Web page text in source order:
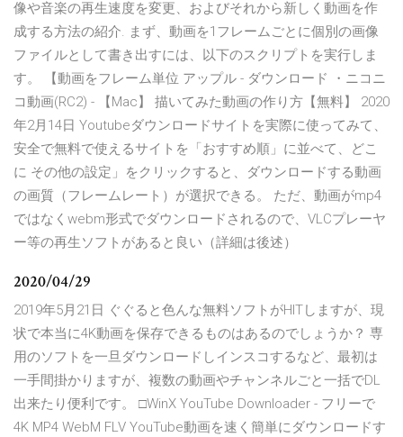
像や音楽の再生速度を変更、およびそれから新しく動画を作
成する方法の紹介. まず、動画を1フレームごとに個別の画像
ファイルとして書き出すには、以下のスクリプトを実行しま
す。 【動画をフレーム単位 アップル - ダウンロード ・ニコニ
コ動画(RC2) - 【Mac】 描いてみた動画の作り方【無料】 2020
年2月14日 Youtubeダウンロードサイトを実際に使ってみて、
安全で無料で使えるサイトを「おすすめ順」に並べて、どこ
に その他の設定」をクリックすると、ダウンロードする動画
の画質（フレームレート）が選択できる。 ただ、動画がmp4
ではなくwebm形式でダウンロードされるので、VLCプレーヤ
ー等の再生ソフトがあると良い（詳細は後述）
2020/04/29
2019年5月21日 ぐぐると色んな無料ソフトがHITしますが、現
状で本当に4K動画を保存できるものはあるのでしょうか？ 専
用のソフトを一旦ダウンロードしインスコするなど、最初は
一手間掛かりますが、複数の動画やチャンネルごと一括でDL
出来たり便利です。 □WinX YouTube Downloader - フリーで
4K MP4 WebM FLV YouTube動画を速く簡単にダウンロードす